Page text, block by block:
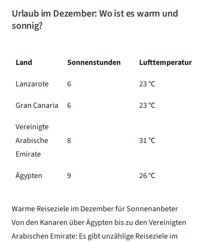
Urlaub im Dezember: Wo ist es warm und
sonnig?
Land Sonnenstunden
Lufttemperatur
Lanzarote
6 23°C
Gran Canaria
6 23°C
Vereinigte
Arabische
Emirate
8 31°C
Ägypten 9 26°C
Warme Reiseziele im Dezember für Sonnenanbeter
Von den Kanaren über Ägypten bis zu den Vereinigten
Arabischen Emirate: Es gibt unzählige Reiseziele im